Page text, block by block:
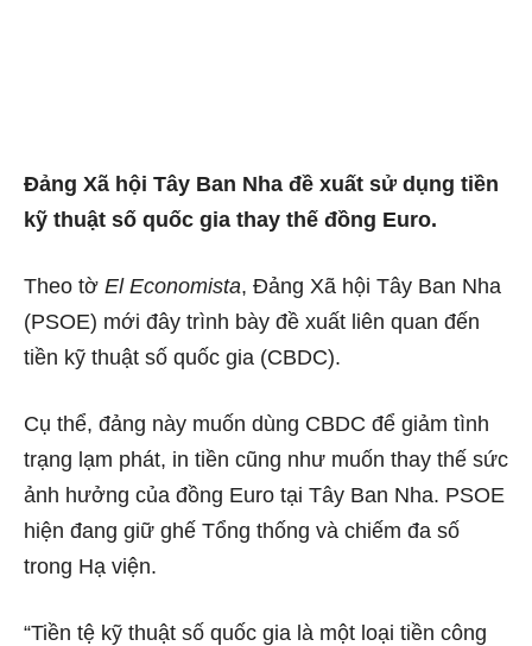
Đảng Xã hội Tây Ban Nha đề xuất sử dụng tiền
kỹ thuật số quốc gia thay thế đồng Euro.
Theo tờ El Economista, Đảng Xã hội Tây Ban Nha
(PSOE) mới đây trình bày đề xuất liên quan đến
tiền kỹ thuật số quốc gia (CBDC).
Cụ thể, đảng này muốn dùng CBDC để giảm tình
trạng lạm phát, in tiền cũng như muốn thay thế sức
ảnh hưởng của đồng Euro tại Tây Ban Nha. PSOE
hiện đang giữ ghế Tổng thống và chiếm đa số
trong Hạ viện.
“Tiền tệ kỹ thuật số quốc gia là một loại tiền công